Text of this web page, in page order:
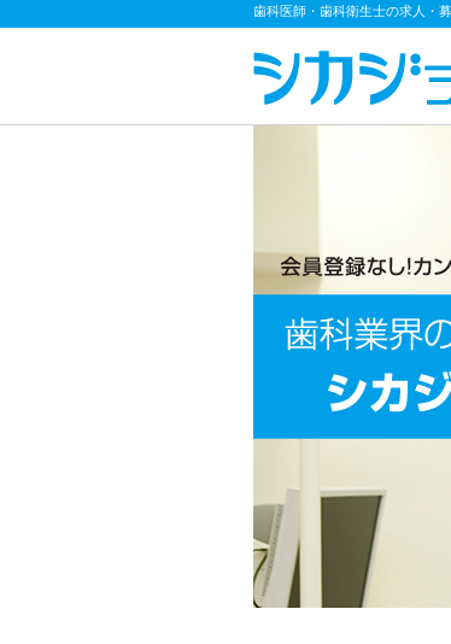
歯科医師・歯科衛生士の求人・